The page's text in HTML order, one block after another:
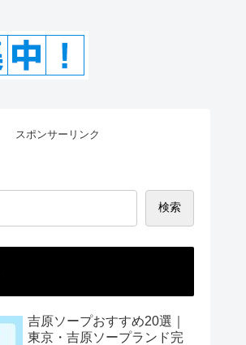
スポンサーリンク
検索
吉原ソープおすすめ20選｜
東京・吉原ソープランド完